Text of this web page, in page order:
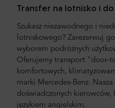
Transfer na lotnisko i do
Szukasz niezawodnego i
lotniskowego? Zarezerwuj
wyborem podróżnych
Oferujemy transport "door-
komfortowych,
marki Mercedes-Benz. Nasza
doświadczonych kierowców,
językiem angielskim.